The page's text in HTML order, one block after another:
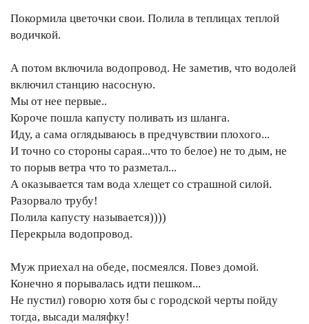
Покормила цветочки свои. Полила в теплицах теплой
водичкой.
А потом включила водопровод. Не заметив, что водолей
включил станцию насосную.
Мы от нее первые..
Короче пошла капусту поливать из шланга.
Иду, а сама оглядываюсь в предчувствии плохого...
И точно со стороны сарая...что то белое) не то дым, не
то порыв ветра что то разметал...
А оказывается там вода хлещет со страшной силой.
Разорвало трубу!
Полила капусту называется))))
Перекрыла водопровод.
Муж приехал на обеде, посмеялся. Повез домой.
Конечно я порывалась идти пешком...
Не пустил) говорю хотя бы с городской черты пойду
тогда, высади маляфку!